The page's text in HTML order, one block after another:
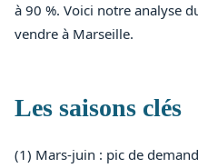
à 90 %. Voici notre analyse
vendre à Marseille.
Les saisons clés
(1) Mars-juin : pic de